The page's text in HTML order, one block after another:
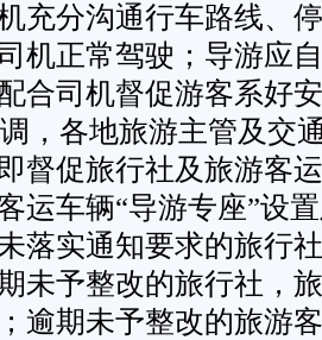
充分沟通行车路线、
机正常驾驶；导游应
合司机督促游客系好
调，各地旅游主管及交
督促旅行社及旅游客
运车辆“导游专座”设
落实通知要求的旅行
未予整改的旅行社，
逾期未予整改的旅游